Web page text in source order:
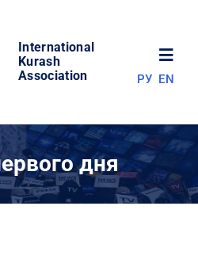
International
Kurash
Association
РУ EN
дня